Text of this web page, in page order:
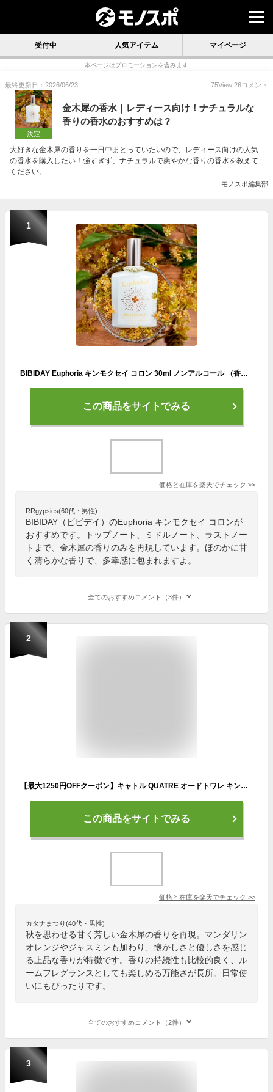
受付中 人気アイテム マイページ
本ページはプロモーションを含みます
最終更新日：2026/06/23 75View 26コメント
決定
金木犀の香水｜レディース向け！ナチュラルな
香りの香水のおすすめは？
大好きな金木犀の香りを一日中まとっていたいので、レディース向けの人気
の香水を購入したい！強すぎず、ナチュラルで爽やかな香りの香水を教えて
ください。
モノスポ編集部
1
BIBIDAY Euphoria キンモクセイ コロン 30ml ノンアルコール （香水）*
この商品をサイトでみる
価格と在庫を楽天でチェック >>
RRgypsies(60代・男性)
BIBIDAY（ビビデイ）のEuphoria キンモクセイ コロンが
おすすめです。トップノート、ミドルノート、ラストノー
トまで、金木犀の香りのみを再現しています。ほのかに甘
く清らかな香りで、多幸感に包まれますよ。
全てのおすすめコメント（3件）
2
【最大1250円OFFクーポン】キャトル QUATRE オードトワレ キンモクセイの香り N EDT SP 80ml 金木犀 【香水】【当日出荷14時まで_休業日除く】【送料無料】
この商品をサイトでみる
価格と在庫を楽天でチェック >>
カタナまつり(40代・男性)
秋を思わせる甘く芳しい金木犀の香りを再現。マンダリン
オレンジやジャスミンも加わり、懐かしさと優しさを感じ
る上品な香りが特徴です。香りの持続性も比較的良く、ル
ームフレグランスとしても楽しめる万能さが長所。日常使
いにもぴったりです。
全てのおすすめコメント（2件）
3